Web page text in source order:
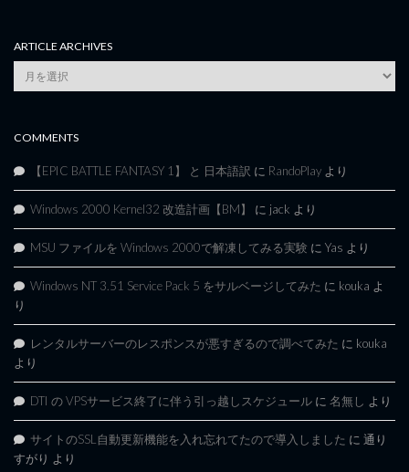
ARTICLE ARCHIVES
Article
Archives
COMMENTS
【EPIC BATTLE FANTASY 1】 と 日本語訳 に RandoPlay より
Windows 2000 Kernel32 改造計画【BM】 に jack より
MSU ファイルを Windows 2000で解凍してみる実験 に Yas より
Windows NT 3.51 Service Pack 5 をサルベージしてみた に kouka よ
り
レンタルサーバーのレスポンスが悪すぎるので調べてみた に kouka
より
DTI の VPSサービス終了に伴う引っ越しスケジュール に 名無し より
サイトのSSL自動更新機能を入れ忘れてたので導入しました に 通り
すがり より